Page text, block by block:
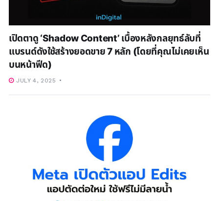
เปิดตาดู ‘Shadow Content’ เบื้องหลังกลยุทธ์ลับที่
แบรนด์ดังใช้สร้างยอดขาย 7 หลัก (โดยที่คุณไม่เคยเห็น
บนหน้าฟีด)
JULY 4, 2025